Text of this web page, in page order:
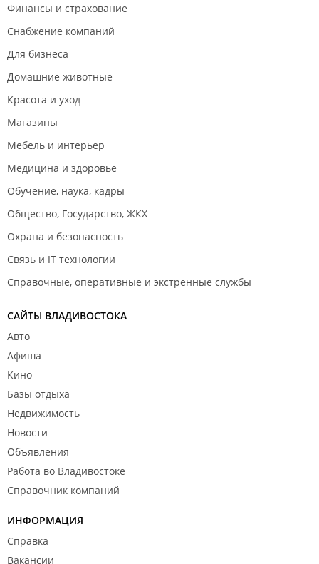
Финансы и страхование
Снабжение компаний
Для бизнеса
Домашние животные
Красота и уход
Магазины
Мебель и интерьер
Медицина и здоровье
Обучение, наука, кадры
Общество, Государство, ЖКХ
Охрана и безопасность
Связь и IT технологии
Справочные, оперативные и экстренные службы
САЙТЫ ВЛАДИВОСТОКА
Авто
Афиша
Кино
Базы отдыха
Недвижимость
Новости
Объявления
Работа во Владивостоке
Справочник компаний
ИНФОРМАЦИЯ
Справка
Вакансии